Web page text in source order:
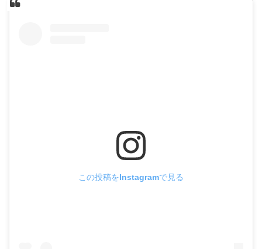
この投稿をInstagramで見る